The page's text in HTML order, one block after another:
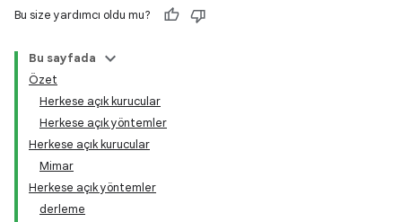
Bu size yardımcı oldu mu?
Bu sayfada
Özet
Herkese açık kurucular
Herkese açık yöntemler
Herkese açık kurucular
Mimar
Herkese açık yöntemler
derleme